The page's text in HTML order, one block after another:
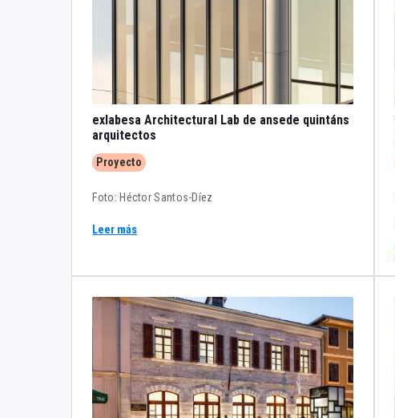
exlabesa Architectural Lab de ansede quintáns
arquitectos
Proyecto
Foto: Héctor Santos-Díez
Leer más